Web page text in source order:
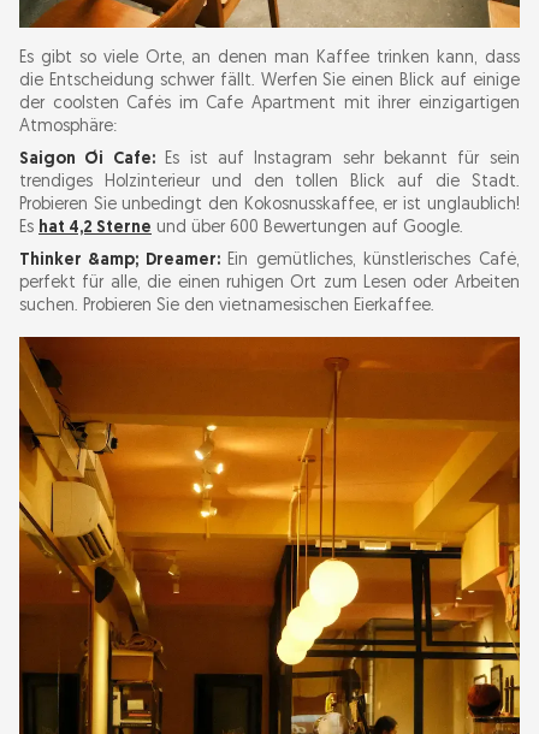
Es gibt so viele Orte, an denen man Kaffee trinken kann, dass
die Entscheidung schwer fällt. Werfen Sie einen Blick auf einige
der coolsten Cafés im Cafe Apartment mit ihrer einzigartigen
Atmosphäre:
Saigon Ơi Cafe:Es ist auf Instagram sehr bekannt für sein
trendiges Holzinterieur und den tollen Blick auf die Stadt.
Probieren Sie unbedingt den Kokosnusskaffee, er ist unglaublich!
Es hat 4,2 Sterne und über 600 Bewertungen auf Google.
Thinker &amp; Dreamer:Ein gemütliches, künstlerisches Café,
perfekt für alle, die einen ruhigen Ort zum Lesen oder Arbeiten
suchen. Probieren Sie den vietnamesischen Eierkaffee.